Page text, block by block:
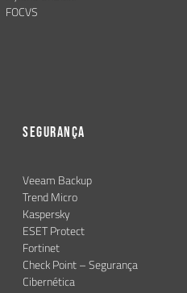
FOCVS
Segurança
Veeam Backup
Trend Micro
Kaspersky
ESET Protect
Fortinet
Check Point – Segurança
Cibernética